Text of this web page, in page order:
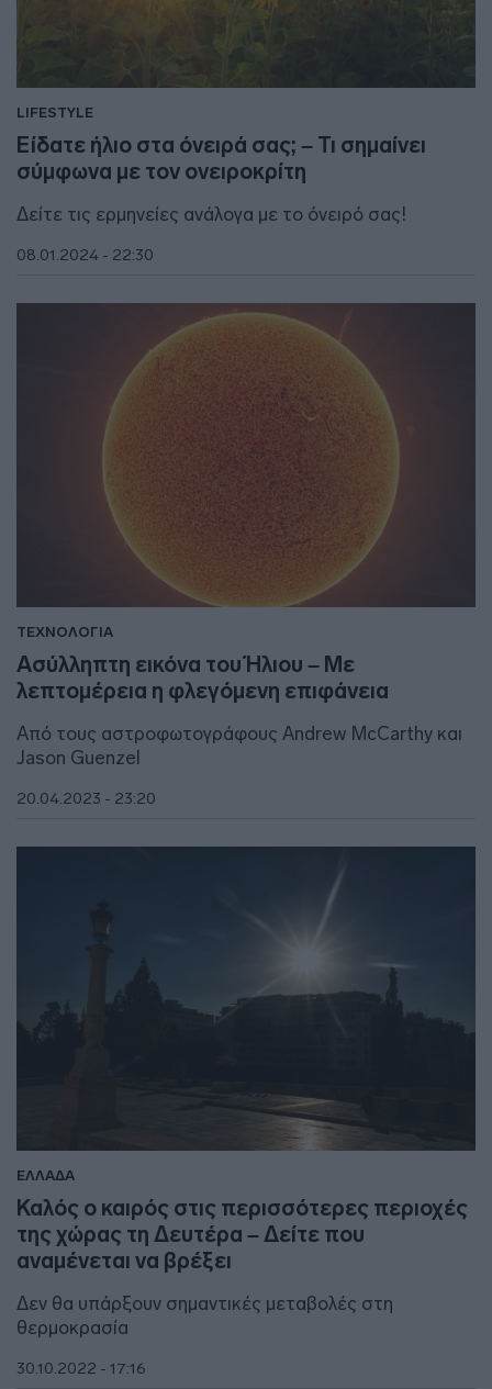
LIFESTYLE
Είδατε ήλιο στα όνειρά σας; – Τι σημαίνει
σύμφωνα με τον ονειροκρίτη
Δείτε τις ερμηνείες ανάλογα με το όνειρό σας!
08.01.2024 - 22:30
ΤΕΧΝΟΛΟΓΙΑ
Ασύλληπτη εικόνα του Ήλιου – Με
λεπτομέρεια η φλεγόμενη επιφάνεια
Από τους αστροφωτογράφους Andrew McCarthy και
Jason Guenzel
20.04.2023 - 23:20
ΕΛΛΑΔΑ
Καλός ο καιρός στις περισσότερες περιοχές
της χώρας τη Δευτέρα – Δείτε που
αναμένεται να βρέξει
Δεν θα υπάρξουν σημαντικές μεταβολές στη
θερμοκρασία
30.10.2022 - 17:16